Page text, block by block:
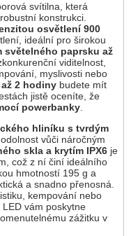
svítilna, která
konstrukci.
osvětlení 900
ideální pro širokou
světelného paprsku až
viditelnost,
myslivosti nebo
2 hodiny budete mít
jistě oceníte, že
powerbanky
hliníku s tvrdým
odolnost vůči náročným
skla a krytím IPX6 je
což z ní činí ideálního
hmotností 195 g a
a snadno přenosná.
kempování nebo
vám poskytne
zážitku v